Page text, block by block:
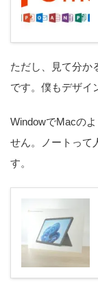
ただし、見て分か
です。僕もデザイ
WindowでMacの
せん。ノートって
す。